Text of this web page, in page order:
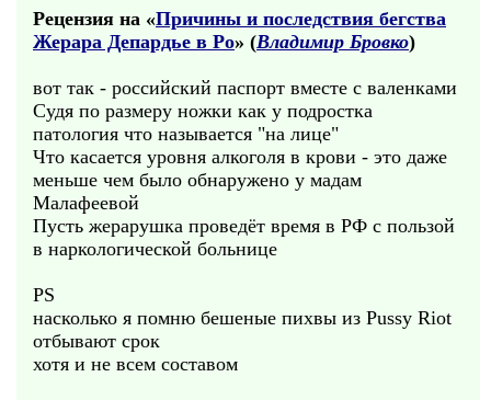
Рецензия на «Причины и последствия бегства
Жерара Депардье в Ро» (Владимир Бровко)
вот так - российский паспорт вместе с валенками
Судя по размеру ножки как у подростка
патология что называется "на лице"
Что касается уровня алкоголя в крови - это даже
меньше чем было обнаружено у мадам
Малафеевой
Пусть жерарушка проведёт время в РФ с пользой
в наркологической больнице
PS
насколько я помню бешеные пихвы из Pussy Riot
отбывают срок
хотя и не всем составом